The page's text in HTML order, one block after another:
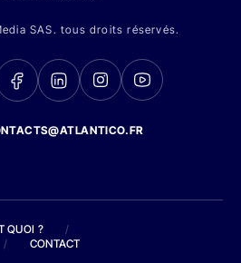
SAS. tous droits réservés.
QUOI ?
/
/ CONTACT